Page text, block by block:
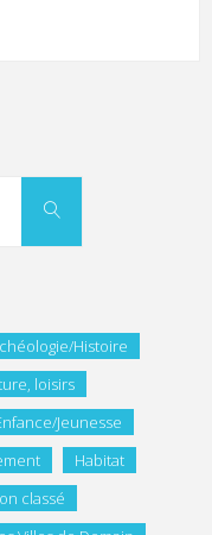
Histoire
loisirs
Jeunesse
Habitat
classé